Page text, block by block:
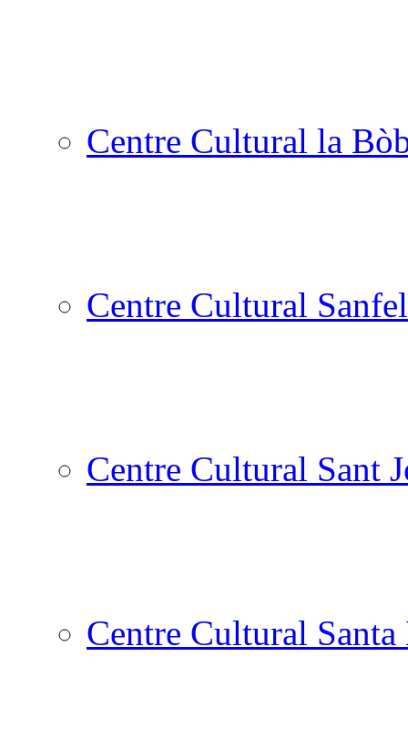
Centre Cultural la
Centre Cultural
Centre Cultural Sant
Centre Cultural